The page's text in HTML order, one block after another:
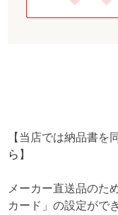
【当店では納品書を
ら 】
メーカー直送品のた
カード」の設定がで